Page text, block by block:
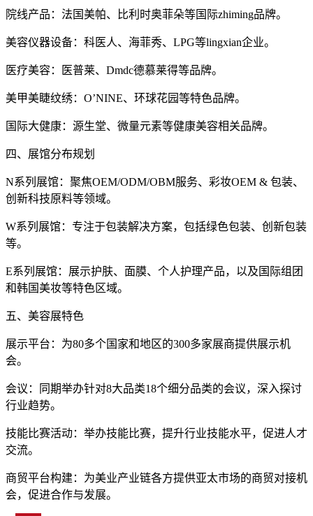
院线产品：法国美帕、比利时奥菲朵等国际zhiming品牌。
美容仪器设备：科医人、海菲秀、LPG等lingxian企业。
医疗美容：医普莱、Dmdc德慕莱得等品牌。
美甲美睫纹绣：O’NINE、环球花园等特色品牌。
国际大健康：源生堂、微量元素等健康美容相关品牌。
四、展馆分布规划
N系列展馆：聚焦OEM/ODM/OBM服务、彩妆OEM & 包装、
创新科技原料等领域。
W系列展馆：专注于包装解决方案，包括绿色包装、创新包装
等。
E系列展馆：展示护肤、面膜、个人护理产品，以及国际组团
和韩国美妆等特色区域。
五、美容展特色
展示平台：为80多个国家和地区的300多家展商提供展示机
会。
会议：同期举办针对8大品类18个细分品类的会议，深入探讨
行业趋势。
技能比赛活动：举办技能比赛，提升行业技能水平，促进人才
交流。
商贸平台构建：为美业产业链各方提供亚太市场的商贸对接机
会，促进合作与发展。